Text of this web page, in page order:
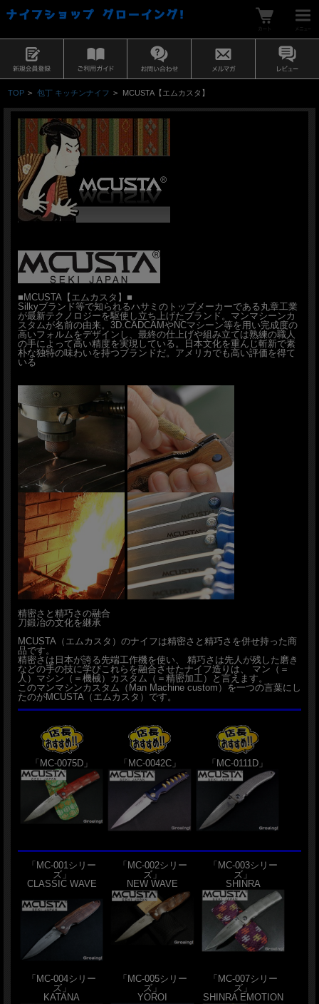
TOP > 包丁 キッチンナイフ > MCUSTA【エムカスタ】
■MCUSTA【エムカスタ】■
Silkyブランド等で知られるハサミのトップメーカーである丸章工業
が最新テクノロジーを駆使し立ち上げたブランド。マンマシーンカ
スタムが名前の由来。3D.CADCAMやNCマシーン等を用い完成度の
高いフォルムをデザインし、最終の仕上げや組み立ては熟練の職人
の手によって高い精度を実現している。日本文化を重んじ斬新で素
朴な独特の味わいを持つブランドだ。アメリカでも高い評価を得て
いる
精密さと精巧さの融合
刀鍛冶の文化を継承
MCUSTA（エムカスタ）のナイフは精密さと精巧さを併せ持った商
品です。
精密さは日本が誇る先端工作機を使い、 精巧さは先人が残した磨き
などの手の技に学びこれらを融合させたナイフ造りは、 マン（＝
人）マシン（＝機械）カスタム（＝精密加工）と言えます。
このマンマシンカスタム（Man Machine custom）を一つの言葉にし
たのがMCUSTA（エムカスタ）です。
「MC-0075D」 「MC-0042C」 「MC-0111D」
「MC-001シリー
ズ」
CLASSIC WAVE
「MC-002シリー
ズ」
NEW WAVE
「MC-003シリー
ズ」
SHINRA
「MC-004シリー
ズ」
KATANA
「MC-005シリー
ズ」
YOROI
「MC-007シリー
ズ」
SHINRA EMOTION